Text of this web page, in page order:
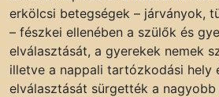
erkölcsi betegségek – járványok,
– fészkei ellenében a szülők és
elválasztását, a gyerekek nemek
illetve a nappali tartózkodási hely
elválasztását sürgették a